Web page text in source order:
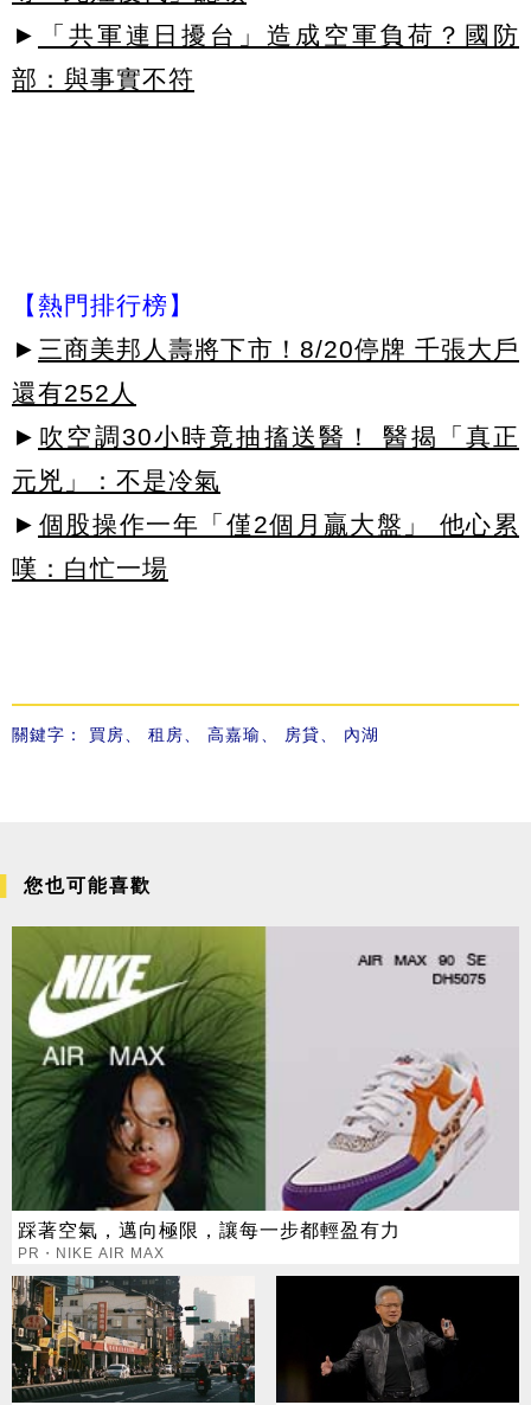
►
「共軍連日擾台」造成空軍負荷？國防
部：與事實不符
【熱門排行榜】
► 三商美邦人壽將下市！8/20停牌 千張大戶
還有252人
► 吹空調30小時竟抽搐送醫！ 醫揭「真正
元兇」：不是冷氣
► 個股操作一年「僅2個月贏大盤」 他心累
嘆：白忙一場
關鍵字： 買房、 租房、 高嘉瑜、 房貸、 內湖
您也可能喜歡
踩著空氣，邁向極限，讓每一步都輕盈有力
PR・NIKE AIR MAX